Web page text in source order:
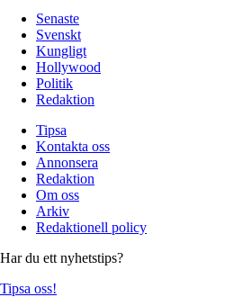
Senaste
Svenskt
Kungligt
Hollywood
Politik
Redaktion
Tipsa
Kontakta oss
Annonsera
Redaktion
Om oss
Arkiv
Redaktionell policy
Har du ett nyhetstips?
Tipsa oss!